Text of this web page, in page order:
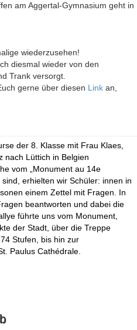
am Aggertal-Gymnasium geht in
wiederzusehen!
diesmal wieder von den
Trank versorgt.
gerne über diesen Link an,
der 8. Klasse mit Frau Klaes,
nach Lüttich in Belgien
vom „Monument au 14e
erhielten wir Schüler: innen in
einem Zettel mit Fragen. In
beantworten und dabei die
führte uns vom Monument,
der Stadt, über die Treppe
Stufen, bis hin zur
Paulus Cathédrale.